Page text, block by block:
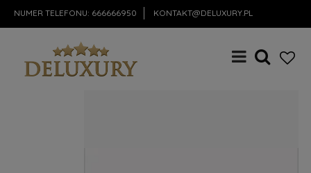
NUMER TELEFONU: 666666950 KONTAKT@DELUXURY.PL